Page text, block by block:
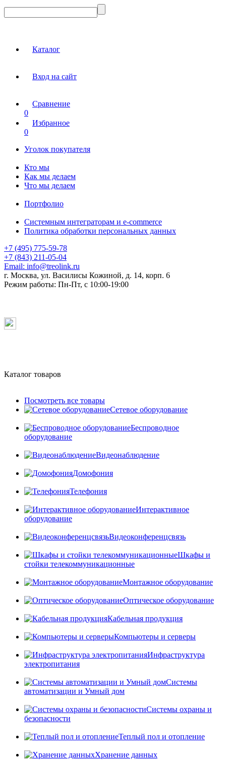
Каталог
Вход на сайт
Сравнение
0
Избранное
0
Уголок покупателя
Кто мы
Как мы делаем
Что мы делаем
Портфолио
Системным интеграторам и e-commerce
Политика обработки персональных данных
+7 (495) 775-59-78
+7 (843) 211-05-04
Email: info@treolink.ru
г. Москва, ул. Василисы Кожиной, д. 14, корп. 6
Режим работы: Пн-Пт, с 10:00-19:00
Каталог товаров
Посмотреть все товары
Сетевое оборудование
Беспроводное
оборудование
Видеонаблюдение
Домофония
Телефония
Интерактивное
оборудование
Видеоконференцсвязь
Шкафы и
стойки телекоммуникационные
Монтажное оборудование
Оптическое оборудование
Кабельная продукция
Компьютеры и серверы
Инфраструктура
электропитания
Системы
автоматизации и Умный дом
Системы охраны и
безопасности
Теплый пол и отопление
Хранение данных